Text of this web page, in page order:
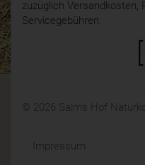
zuzüglich Versandkosten,
Servicegebühren.
© 2026 Salms Hof
Impressum